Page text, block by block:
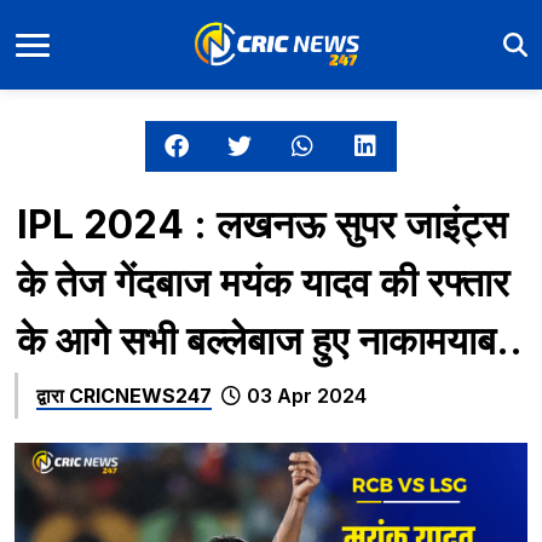
IPL 2024 : लखनऊ सुपर जाइंट्स
के तेज गेंदबाज मयंक यादव की रफ्तार
के आगे सभी बल्लेबाज हुए नाकामयाब..
द्वारा CRICNEWS247 03 Apr 2024